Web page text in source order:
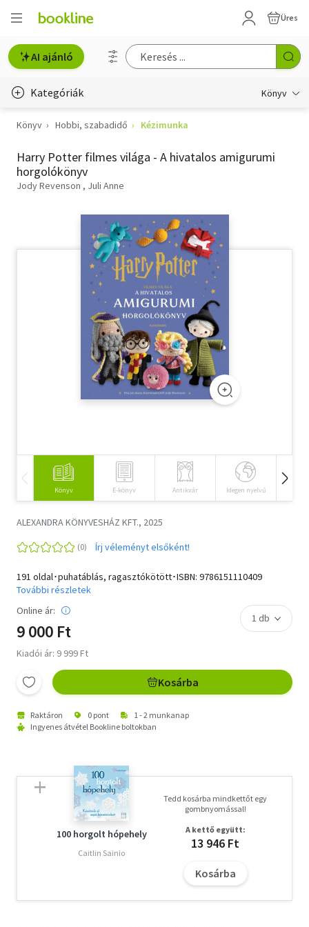
Üres
AI ajánló
Kategóriák Könyv
Életmód, egészség
Erotika
Gyermek- és ifjúsági
Hobbi, szabadidő
Szótár, nyelvkönyv
Tankönyv, segédkönyv
Történelem
Könyv Hobbi, szabadidő Kézimunka
Harry Potter filmes világa - A hivatalos amigurumi
horgolókönyv
Jody Revenson Juli Anne
Könyv E-könyv Antikvár Idegen nyelvű
ALEXANDRA KÖNYVESHÁZ KFT., 2025
Írj véleményt elsőként!
191 oldal･puhatáblás, ragasztókötött･ISBN: 9786151110409
További részletek
Online ár:
9 000 Ft
Kiadói ár: 9 999 Ft
Kosárba
Raktáron 0 pont
1 - 2 munkanap
Ingyenes átvétel Bookline boltokban
100 horgolt hópehely
Caitlin Sainio
Tedd kosárba mindkettőt egy
gombnyomással!
A kettő együtt:
13 946 Ft
Kosárba